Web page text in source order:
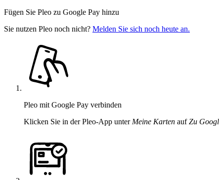
Fügen Sie Pleo zu Google Pay hinzu
Sie nutzen Pleo noch nicht? Melden Sie sich noch heute an.
Pleo mit Google Pay verbinden
Klicken Sie in der Pleo-App unter Meine Karten aufZu